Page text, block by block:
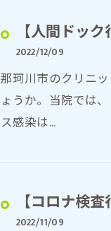
【人間ドッ
2022/12/09
那珂川市のクリニ
ょうか。当院では
ス感染は…
【コロナ検
2022/11/09